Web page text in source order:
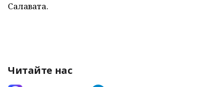
Салавата.
Читайте нас